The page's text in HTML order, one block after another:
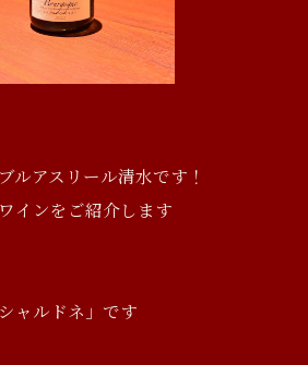
ルアスリール清水です！
インをご紹介します
ャルドネ」です